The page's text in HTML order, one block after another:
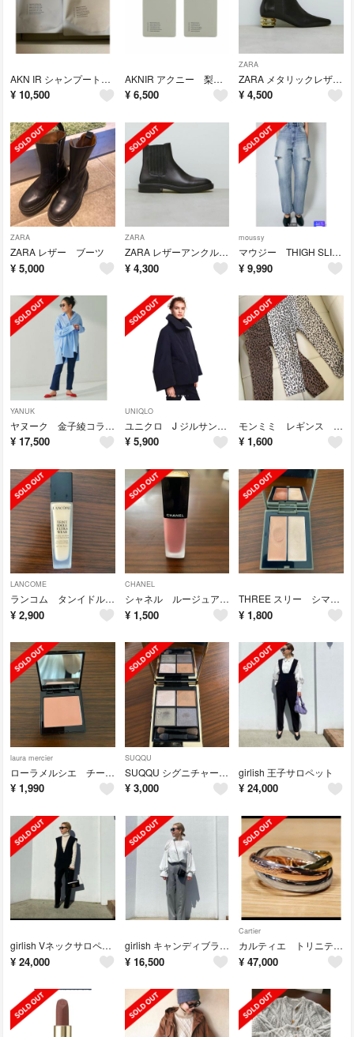
AKN IR シャンプートリートメント 2個ずつ
¥ 10,500
AKNIR アクニー 梨花 シャンプー&トリートメント
¥ 6,500
ZARA
ZARA メタリックレザー ヒールアンクル
¥ 4,500
ZARA
ZARA レザー ブーツ
¥ 5,000
ZARA
ZARA レザーアンクルブーツ
¥ 4,300
moussy
マウジー THIGH SLIT LOOSE STRAIGHT
¥ 9,990
YANUK
ヤヌーク 金子綾コラボ フレアデニム 25
¥ 17,500
UNIQLO
ユニクロ J ジルサンダー ブラックS
¥ 5,900
モンミミ レギンス 2本セット
¥ 1,600
LANCOME
ランコム タンイドルウルトラウェア リキッドBO02
¥ 2,900
CHANEL
シャネル ルージュアリュールインク168
¥ 1,500
THREE スリー シマリンググローデュオ01
¥ 1,800
laura mercier
ローラメルシエ チーク 06チャイ
¥ 1,990
SUQQU
SUQQU シグニチャーカラーアイズ06
¥ 3,000
girlish 王子サロペット
¥ 24,000
girlish Vネックサロペット
¥ 24,000
girlish キャンディブラウス
¥ 16,500
Cartier
カルティエ トリニティリング
¥ 47,000